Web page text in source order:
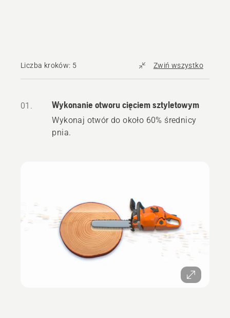
Liczba kroków: 5 Zwiń wszystko
01. Wykonanie otworu cięciem sztyletowym
Wykonaj otwór do około 60% średnicy
pnia.